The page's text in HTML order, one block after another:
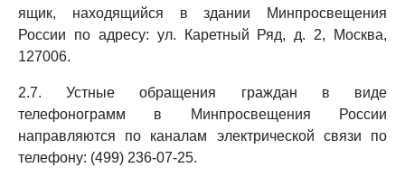
ящик, находящийся в здании Минпросвещения
России по адресу: ул. Каретный Ряд, д. 2, Москва,
127006.
2.7. Устные обращения граждан в виде
телефонограмм в Минпросвещения России
направляются по каналам электрической связи по
телефону: (499) 236-07-25.